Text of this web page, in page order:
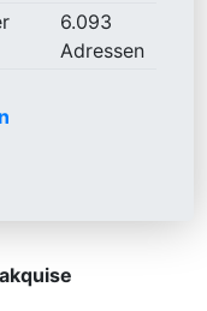
6.093
Adressen